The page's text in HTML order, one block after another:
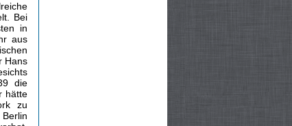
Bei
in
aus
Hans
die
hätte
zu